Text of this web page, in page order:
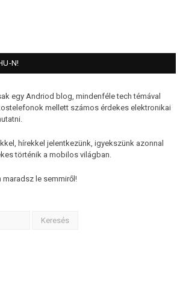
N!
egy Andriod blog, mindenféle tech témával
mellett számos érdekes elektronikai
hírekkel jelentkezünk, igyekszünk azonnal
történik a mobilos világban.
maradsz le semmiről!